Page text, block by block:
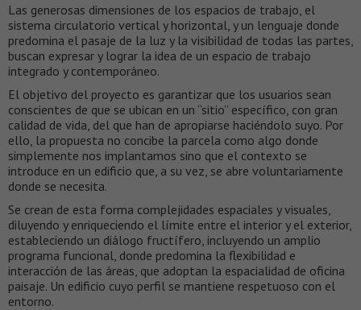
Las generosas dimensiones de los espacios de trabajo, el
sistema circulatorio vertical y horizontal, y un lenguaje donde
predomina el pasaje de la luz y la visibilidad de todas las partes,
buscan expresar y lograr la idea de un espacio de trabajo
integrado y contemporáneo.
El objetivo del proyecto es garantizar que los usuarios sean
conscientes de que se ubican en un “sitio” específico, con gran
calidad de vida, del que han de apropiarse haciéndolo suyo. Por
ello, la propuesta no concibe la parcela como algo donde
simplemente nos implantamos sino que el contexto se
introduce en un edificio que, a su vez, se abre voluntariamente
donde se necesita.
Se crean de esta forma complejidades espaciales y visuales,
diluyendo y enriqueciendo el límite entre el interior y el exterior,
estableciendo un diálogo fructífero, incluyendo un amplio
programa funcional, donde predomina la flexibilidad e
interacción de las áreas, que adoptan la espacialidad de oficina
paisaje. Un edificio cuyo perfil se mantiene respetuoso con el
entorno.